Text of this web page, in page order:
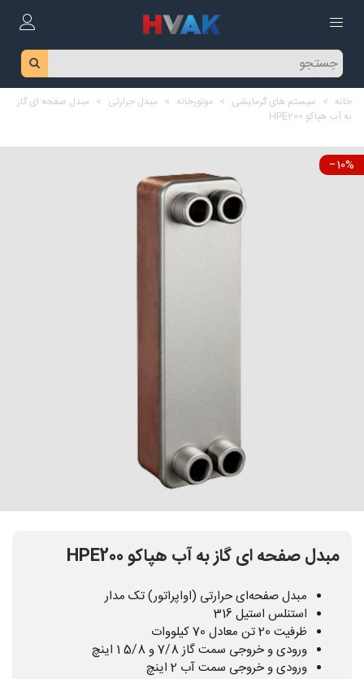
خانه > سیستم های گرمایشی > موتورخانه > مبدل حرارتی > مبدل صفحه ای گاز
به آب هپاکو HPE200
‎−10%
مبدل صفحه ای گاز به آب هپاکو HPE200
مبدل صفحه‌ای حرارتی (اواپراتور) تک مدار
استنلس استیل 316
ظرفیت 20 تن معادل 70 کیلووات
ورودی و خروجی سمت گاز 7/8 و 5/8 1 اینچ
ورودی و خروجی سمت آب 2 اینچ